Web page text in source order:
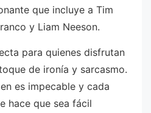
que incluye a Tim
y Liam Neeson.
para quienes disfrutan
de ironía y sarcasmo.
es impecable y cada
hace que sea fácil